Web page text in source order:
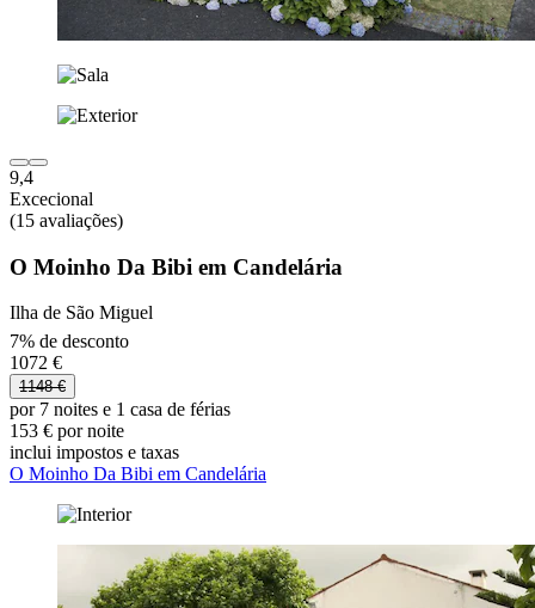
9,4
Excecional
(15 avaliações)
O Moinho Da Bibi em Candelária
Ilha de São Miguel
7% de desconto
1072 €
1148 €
por 7 noites e 1 casa de férias
153 € por noite
inclui impostos e taxas
O Moinho Da Bibi em Candelária